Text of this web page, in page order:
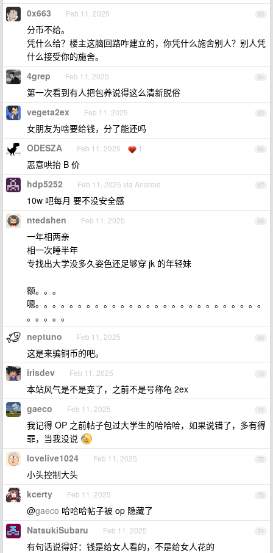
63
0x663 Feb 11, 2025
分币不给。
凭什么给？楼主这脑回路咋建立的，你凭什么施舍别人？别人凭
什么接受你的施舍。
64
4grep Feb 11, 2025
第一次看到有人把包养说得这么清新脱俗
65
vegeta2ex Feb 11, 2025
女朋友为啥要给钱，分了能还吗
66
ODESZA Feb 11, 2025 1
恶意哄抬 B 价
67
hdp5252 Feb 11, 2025 via Android
10w 吧每月 要不没安全感
68
ntedshen Feb 11, 2025
一年相两亲
相一次睡半年
专找出大学没多久姿色还足够穿 jk 的年轻妹
额。。。
嗯。。。。。。。。。。。。。。。。。。。。。。。。。。。
。。。。。
69
neptuno Feb 11, 2025
这是来骗铜币的吧。
70
irisdev Feb 11, 2025
本站风气是不是变了，之前不是号称龟 2ex
71
gaeco Feb 11, 2025
我记得 OP 之前帖子包过大学生的哈哈哈，如果说错了，多有得
罪，当我没说
72
lovelive1024 Feb 11, 2025
小头控制大头
73
kcerty Feb 11, 2025
@gaeco 哈哈哈帖子被 op 隐藏了
74
NatsukiSubaru Feb 11, 2025
有句话说得好：钱是给女人看的，不是给女人花的